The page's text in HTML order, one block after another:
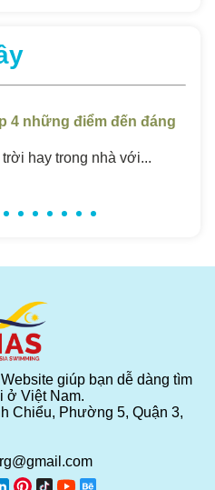
– Top 4 Những Bể
thu hút một lượng...
giúp bạn dễ dàng tìm
ở Việt Nam.
Chiểu, Phường 5, Quận 3,